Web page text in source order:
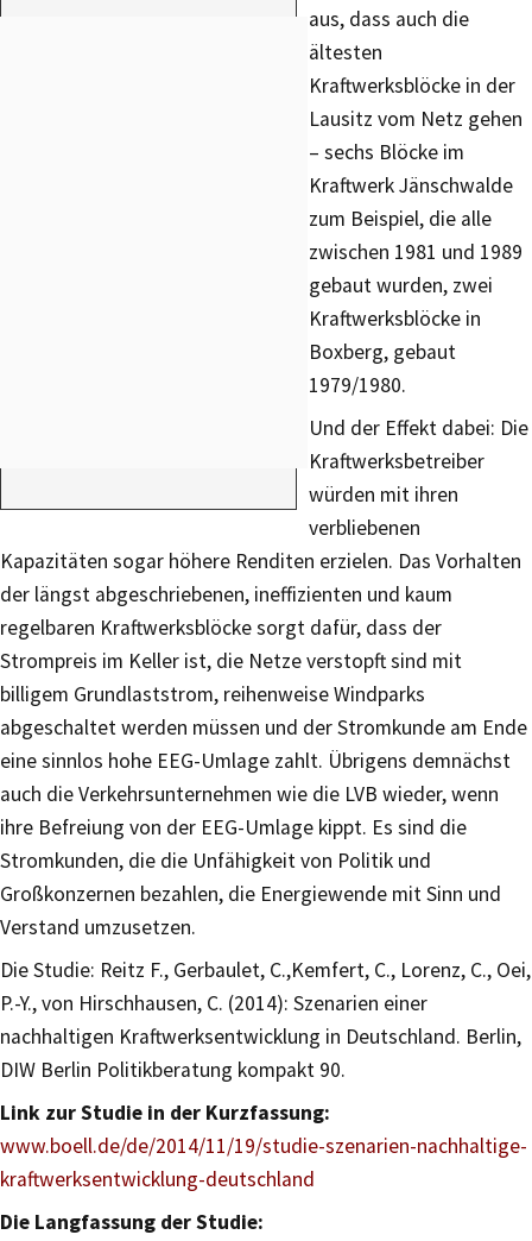
aus, dass auch die
ältesten
Kraftwerksblöcke in der
Lausitz vom Netz gehen
– sechs Blöcke im
Kraftwerk Jänschwalde
zum Beispiel, die alle
zwischen 1981 und 1989
gebaut wurden, zwei
Kraftwerksblöcke in
Boxberg, gebaut
1979/1980.
Und der Effekt dabei: Die
Kraftwerksbetreiber
würden mit ihren
verbliebenen
Kapazitäten sogar höhere Renditen erzielen. Das Vorhalten
der längst abgeschriebenen, ineffizienten und kaum
regelbaren Kraftwerksblöcke sorgt dafür, dass der
Strompreis im Keller ist, die Netze verstopft sind mit
billigem Grundlaststrom, reihenweise Windparks
abgeschaltet werden müssen und der Stromkunde am Ende
eine sinnlos hohe EEG-Umlage zahlt. Übrigens demnächst
auch die Verkehrsunternehmen wie die LVB wieder, wenn
ihre Befreiung von der EEG-Umlage kippt. Es sind die
Stromkunden, die die Unfähigkeit von Politik und
Großkonzernen bezahlen, die Energiewende mit Sinn und
Verstand umzusetzen.
Die Studie: Reitz F., Gerbaulet, C.,Kemfert, C., Lorenz, C., Oei,
P.-Y., von Hirschhausen, C. (2014): Szenarien einer
nachhaltigen Kraftwerksentwicklung in Deutschland. Berlin,
DIW Berlin Politikberatung kompakt 90.
Link zur Studie in der Kurzfassung:
www.boell.de/de/2014/11/19/studie-szenarien-nachhaltige-
kraftwerksentwicklung-deutschland
Die Langfassung der Studie: